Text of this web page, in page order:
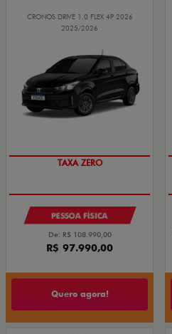
CRONOS DRIVE 1.0 FLEX 4P 2026
2025/2026
COM USADO NA TROCA
PESSOA FÍSICA
De: R$ 108.990,00
R$ 97.990,00
Quero agora!